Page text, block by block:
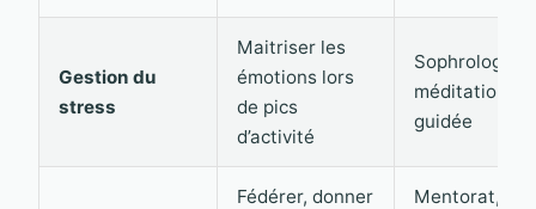
Gestion du
stress
Maitriser les
émotions lors
de pics
d’activité
Sophrologie,
méditation
guidée
Fédérer, donner
Mentorat,